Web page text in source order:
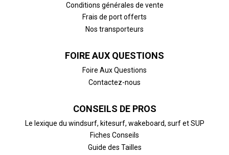
Conditions générales de vente
Frais de port offerts
Nos transporteurs
FOIRE AUX QUESTIONS
Foire Aux Questions
Contactez-nous
CONSEILS DE PROS
Le lexique du windsurf, kitesurf, wakeboard, surf et SUP
Fiches Conseils
Guide des Tailles